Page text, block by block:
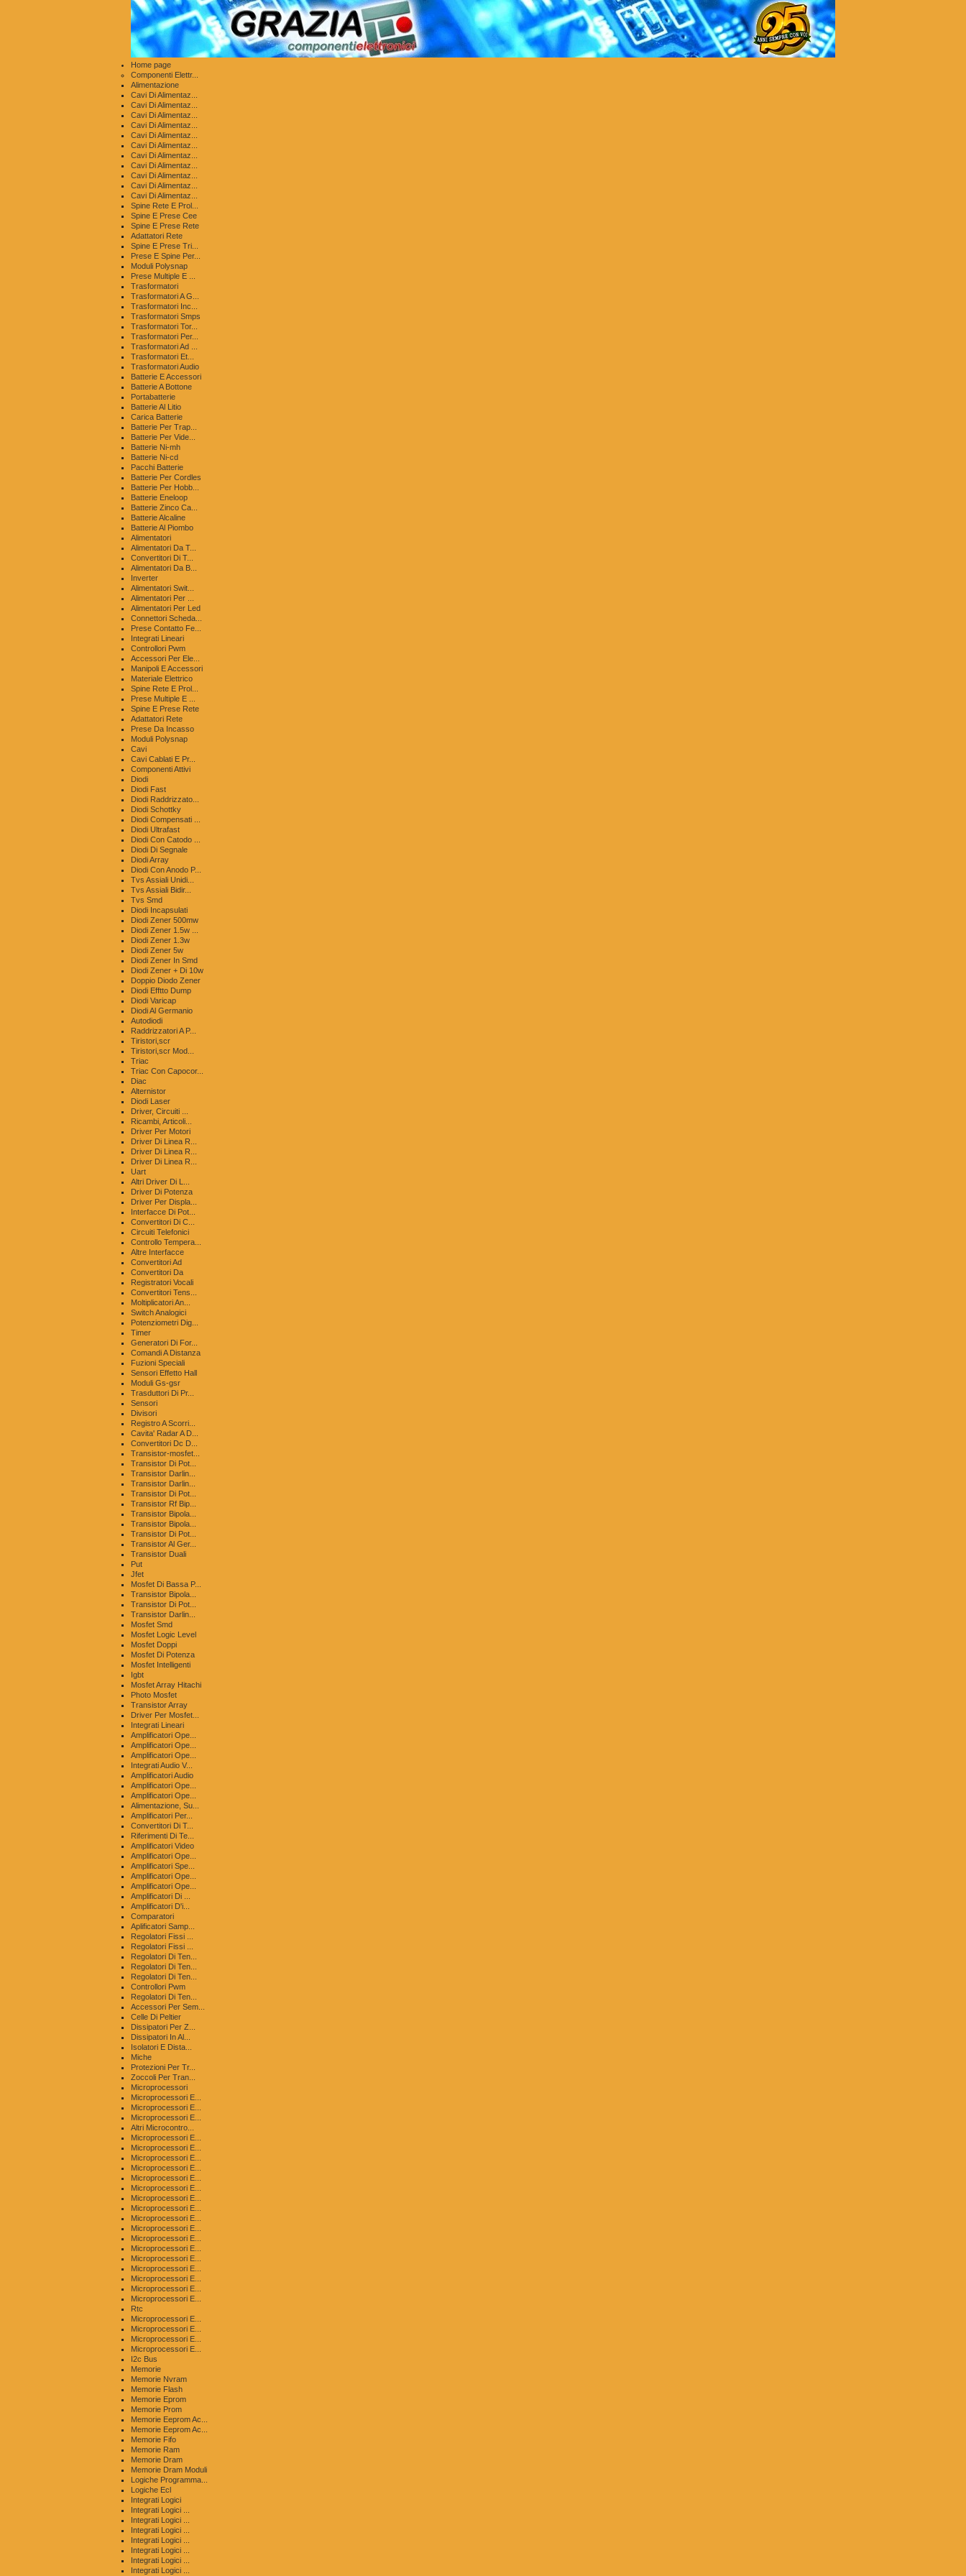
Home page
Componenti Elettr...
Alimentazione
Cavi Di Alimentaz...
Cavi Di Alimentaz...
Cavi Di Alimentaz...
Cavi Di Alimentaz...
Cavi Di Alimentaz...
Cavi Di Alimentaz...
Cavi Di Alimentaz...
Cavi Di Alimentaz...
Cavi Di Alimentaz...
Cavi Di Alimentaz...
Cavi Di Alimentaz...
Spine Rete E Prol...
Spine E Prese Cee
Spine E Prese Rete
Adattatori Rete
Spine E Prese Tri...
Prese E Spine Per...
Moduli Polysnap
Prese Multiple E ...
Trasformatori
Trasformatori A G...
Trasformatori Inc...
Trasformatori Smps
Trasformatori Tor...
Trasformatori Per...
Trasformatori Ad ...
Trasformatori Et...
Trasformatori Audio
Batterie E Accessori
Batterie A Bottone
Portabatterie
Batterie Al Litio
Carica Batterie
Batterie Per Trap...
Batterie Per Vide...
Batterie Ni-mh
Batterie Ni-cd
Pacchi Batterie
Batterie Per Cordles
Batterie Per Hobb...
Batterie Eneloop
Batterie Zinco Ca...
Batterie Alcaline
Batterie Al Piombo
Alimentatori
Alimentatori Da T...
Convertitori Di T...
Alimentatori Da B...
Inverter
Alimentatori Swit...
Alimentatori Per ...
Alimentatori Per Led
Connettori Scheda...
Prese Contatto Fe...
Integrati Lineari
Controllori Pwm
Accessori Per Ele...
Manipoli E Accessori
Materiale Elettrico
Spine Rete E Prol...
Prese Multiple E ...
Spine E Prese Rete
Adattatori Rete
Prese Da Incasso
Moduli Polysnap
Cavi
Cavi Cablati E Pr...
Componenti Attivi
Diodi
Diodi Fast
Diodi Raddrizzato...
Diodi Schottky
Diodi Compensati ...
Diodi Ultrafast
Diodi Con Catodo ...
Diodi Di Segnale
Diodi Array
Diodi Con Anodo P...
Tvs Assiali Unidi...
Tvs Assiali Bidir...
Tvs Smd
Diodi Incapsulati
Diodi Zener 500mw
Diodi Zener 1.5w ...
Diodi Zener 1.3w
Diodi Zener 5w
Diodi Zener In Smd
Diodi Zener + Di 10w
Doppio Diodo Zener
Diodi Efftto Dump
Diodi Varicap
Diodi Al Germanio
Autodiodi
Raddrizzatori A P...
Tiristori,scr
Tiristori,scr Mod...
Triac
Triac Con Capocor...
Diac
Alternistor
Diodi Laser
Driver, Circuiti ...
Ricambi, Articoli...
Driver Per Motori
Driver Di Linea R...
Driver Di Linea R...
Driver Di Linea R...
Uart
Altri Driver Di L...
Driver Di Potenza
Driver Per Displa...
Interfacce Di Pot...
Convertitori Di C...
Circuiti Telefonici
Controllo Tempera...
Altre Interfacce
Convertitori Ad
Convertitori Da
Registratori Vocali
Convertitori Tens...
Moltiplicatori An...
Switch Analogici
Potenziometri Dig...
Timer
Generatori Di For...
Comandi A Distanza
Fuzioni Speciali
Sensori Effetto Hall
Moduli Gs-gsr
Trasduttori Di Pr...
Sensori
Divisori
Registro A Scorri...
Cavita' Radar A D...
Convertitori Dc D...
Transistor-mosfet...
Transistor Di Pot...
Transistor Darlin...
Transistor Darlin...
Transistor Di Pot...
Transistor Rf Bip...
Transistor Bipola...
Transistor Bipola...
Transistor Di Pot...
Transistor Al Ger...
Transistor Duali
Put
Jfet
Mosfet Di Bassa P...
Transistor Bipola...
Transistor Di Pot...
Transistor Darlin...
Mosfet Smd
Mosfet Logic Level
Mosfet Doppi
Mosfet Di Potenza
Mosfet Intelligenti
Igbt
Mosfet Array Hitachi
Photo Mosfet
Transistor Array
Driver Per Mosfet...
Integrati Lineari
Amplificatori Ope...
Amplificatori Ope...
Amplificatori Ope...
Integrati Audio V...
Amplificatori Audio
Amplificatori Ope...
Amplificatori Ope...
Alimentazione, Su...
Amplificatori Per...
Convertitori Di T...
Riferimenti Di Te...
Amplificatori Video
Amplificatori Ope...
Amplificatori Spe...
Amplificatori Ope...
Amplificatori Ope...
Amplificatori Di ...
Amplificatori D'i...
Comparatori
Aplificatori Samp...
Regolatori Fissi ...
Regolatori Fissi ...
Regolatori Di Ten...
Regolatori Di Ten...
Regolatori Di Ten...
Controllori Pwm
Regolatori Di Ten...
Accessori Per Sem...
Celle Di Peltier
Dissipatori Per Z...
Dissipatori In Al...
Isolatori E Dista...
Miche
Protezioni Per Tr...
Zoccoli Per Tran...
Microprocessori
Microprocessori E...
Microprocessori E...
Microprocessori E...
Altri Microcontro...
Microprocessori E...
Microprocessori E...
Microprocessori E...
Microprocessori E...
Microprocessori E...
Microprocessori E...
Microprocessori E...
Microprocessori E...
Microprocessori E...
Microprocessori E...
Microprocessori E...
Microprocessori E...
Microprocessori E...
Microprocessori E...
Microprocessori E...
Microprocessori E...
Microprocessori E...
Rtc
Microprocessori E...
Microprocessori E...
Microprocessori E...
Microprocessori E...
I2c Bus
Memorie
Memorie Nvram
Memorie Flash
Memorie Eprom
Memorie Prom
Memorie Eeprom Ac...
Memorie Eeprom Ac...
Memorie Fifo
Memorie Ram
Memorie Dram
Memorie Dram Moduli
Logiche Programma...
Logiche Ecl
Integrati Logici
Integrati Logici ...
Integrati Logici ...
Integrati Logici ...
Integrati Logici ...
Integrati Logici ...
Integrati Logici ...
Integrati Logici ...